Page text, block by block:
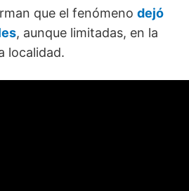
que el fenómeno dejó
, aunque limitadas, en la
localidad.